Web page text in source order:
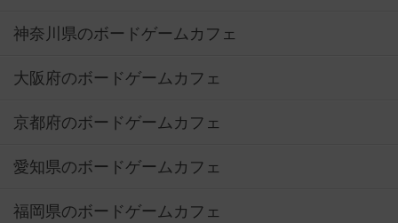
神奈川県のボードゲームカフェ
大阪府のボードゲームカフェ
京都府のボードゲームカフェ
愛知県のボードゲームカフェ
福岡県のボードゲームカフェ